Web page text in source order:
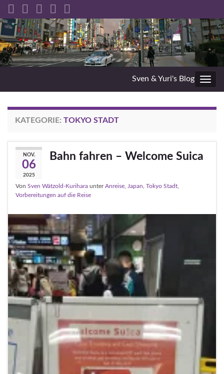
Sven & Yuri's Blog
KATEGORIE: TOKYO STADT
NOV.
06
2025
Bahn fahren – Welcome Suica
Von Sven Wätzold-Kurihara unterAnreise Japan Tokyo Stadt
Vorbereitungen auf die Reise